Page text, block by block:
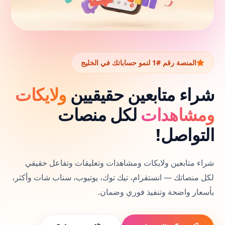
سناب شات
فيس بوك
ثريدز
ديسكورد
المنصة رقم #1 لنمو حساباتك في الخليج
شراء متابعين حقيقيين ولايكات
ومشاهدات لكل منصات
التواصل!
شراء متابعين ولايكات ومشاهدات وتعليقات وتفاعل حقيقي
لكل منصاتك — انستقرام، تيك توك، يوتيوب، سناب شات وأكثر،
بأسعار واضحة وتنفيذ فوري وضمان.